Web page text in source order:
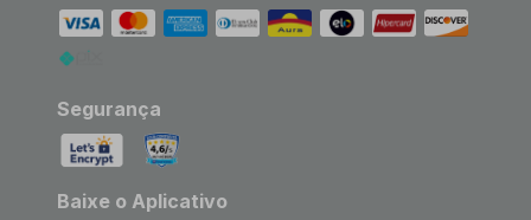
Segurança
Baixe o Aplicativo